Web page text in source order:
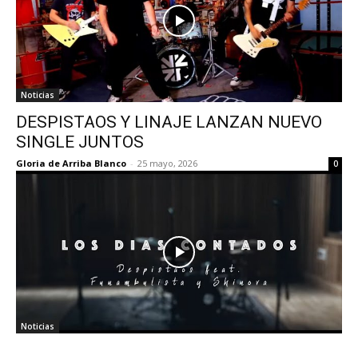
Noticias
DESPISTAOS Y LINAJE LANZAN NUEVO
SINGLE JUNTOS
Gloria de Arriba Blanco - 25 mayo, 2026 0
Noticias